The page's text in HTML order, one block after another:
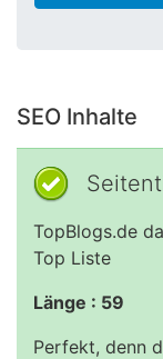
SEO Inhalte
TopBlogs.de
Top Liste
Länge : 59
Perfekt, denn